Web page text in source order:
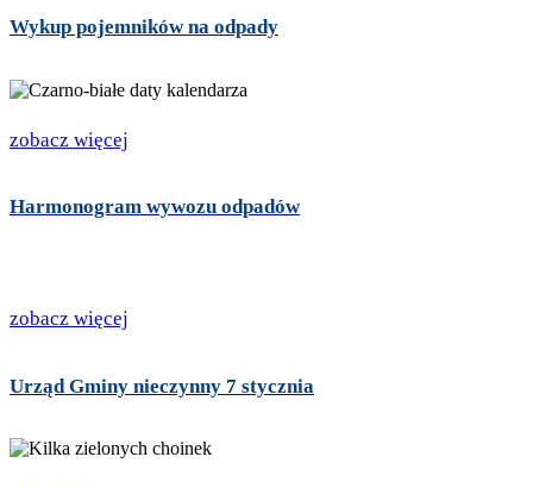
Wykup pojemników na odpady
zobacz więcej
Harmonogram wywozu odpadów
zobacz więcej
Urząd Gminy nieczynny 7 stycznia